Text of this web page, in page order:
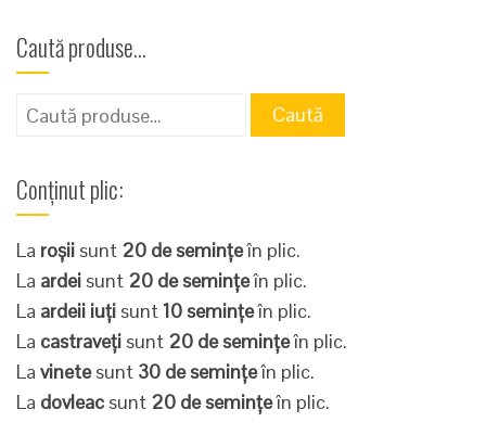
Caută produse…
Caută
Caută
Conținut plic:
La roșii sunt 20 de semințeîn plic.
La ardei sunt 20 de semințeîn plic.
La ardeii iuți sunt10 semințeîn plic.
La castraveți sunt 20 de semințeîn plic.
La vinetesunt 30 de semințeîn plic.
La dovleac sunt 20 de semințeîn plic.